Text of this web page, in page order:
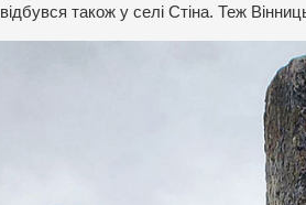
також у селі Стіна. Теж